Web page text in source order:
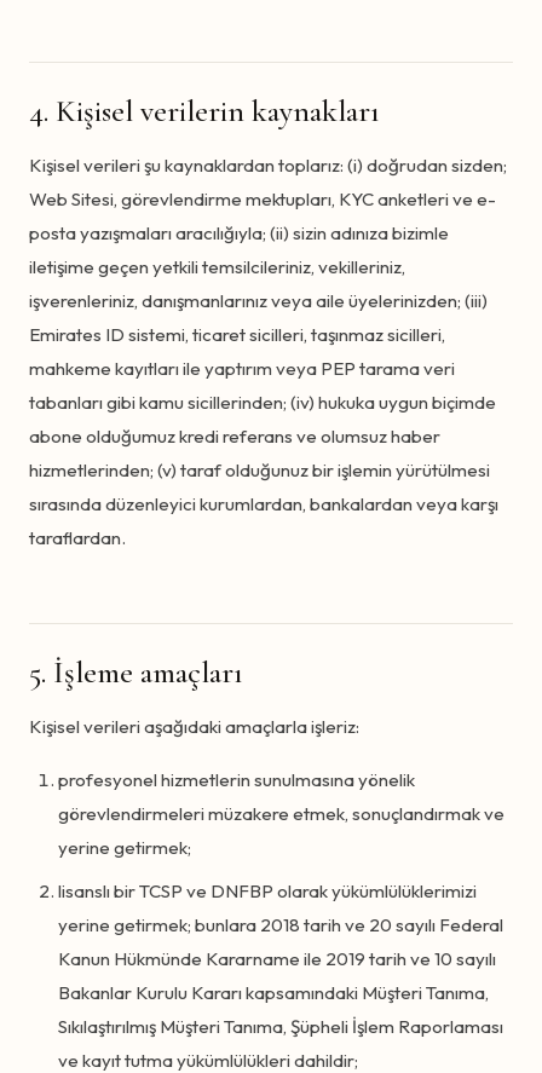
4. Kişisel verilerin kaynakları
Kişisel verileri şu kaynaklardan toplarız: (i) doğrudan sizden;
Web Sitesi, görevlendirme mektupları, KYC anketleri ve e-
posta yazışmaları aracılığıyla; (ii) sizin adınıza bizimle
iletişime geçen yetkili temsilcileriniz, vekilleriniz,
işverenleriniz, danışmanlarınız veya aile üyelerinizden; (iii)
Emirates ID sistemi, ticaret sicilleri, taşınmaz sicilleri,
mahkeme kayıtları ile yaptırım veya PEP tarama veri
tabanları gibi kamu sicillerinden; (iv) hukuka uygun biçimde
abone olduğumuz kredi referans ve olumsuz haber
hizmetlerinden; (v) taraf olduğunuz bir işlemin yürütülmesi
sırasında düzenleyici kurumlardan, bankalardan veya karşı
taraflardan.
5. İşleme amaçları
Kişisel verileri aşağıdaki amaçlarla işleriz:
profesyonel hizmetlerin sunulmasına yönelik
görevlendirmeleri müzakere etmek, sonuçlandırmak ve
yerine getirmek;
lisanslı bir TCSP ve DNFBP olarak yükümlülüklerimizi
yerine getirmek; bunlara 2018 tarih ve 20 sayılı Federal
Kanun Hükmünde Kararname ile 2019 tarih ve 10 sayılı
Bakanlar Kurulu Kararı kapsamındaki Müşteri Tanıma,
Sıkılaştırılmış Müşteri Tanıma, Şüpheli İşlem Raporlaması
ve kayıt tutma yükümlülükleri dahildir;